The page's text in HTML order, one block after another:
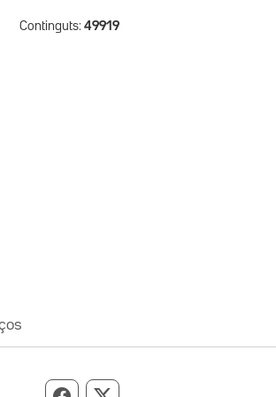
Continguts: 49919